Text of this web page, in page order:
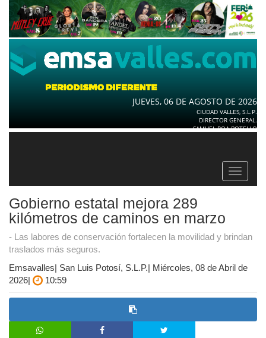
JUEVES, 06 DE AGOSTO DE 2026
CIUDAD VALLES, S.L.P.
DIRECTOR GENERAL.
SAMUEL ROA BOTELLO
Toggle
Gobierno estatal mejora 289
kilómetros de caminos en marzo
- Las labores de conservación fortalecen la movilidad y brindan
traslados más seguros.
Emsavalles| San Luis Potosí, S.L.P.| Miércoles, 08 de Abril de
2026|
10:59